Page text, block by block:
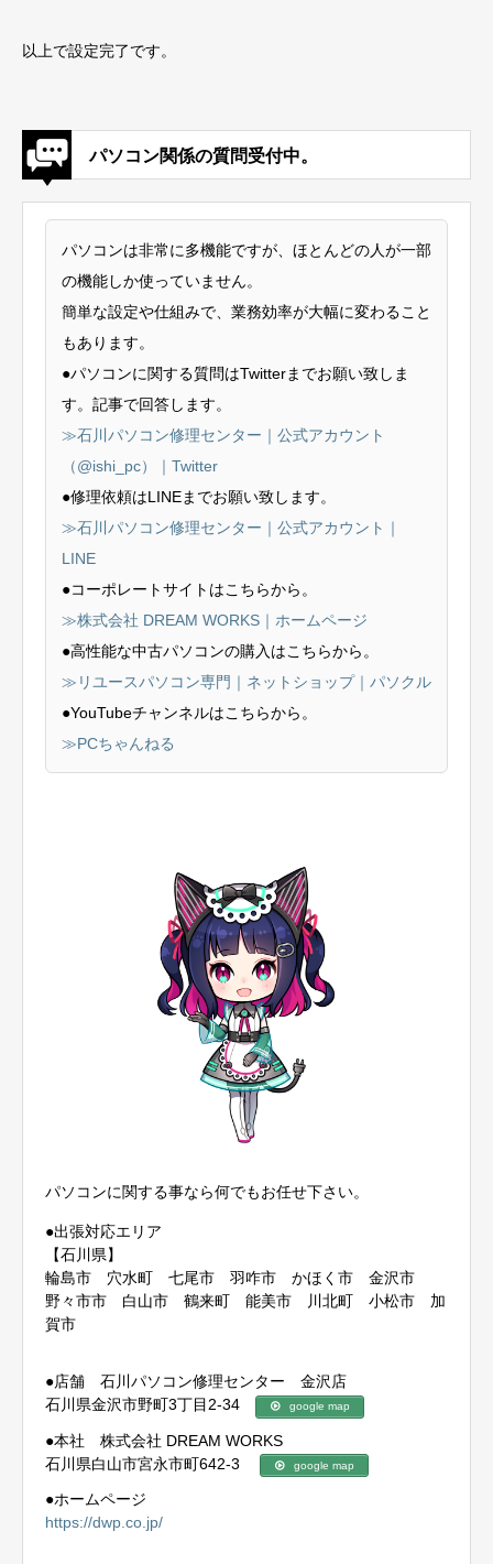
以上で設定完了です。
パソコン関係の質問受付中。
パソコンは非常に多機能ですが、ほとんどの人が一部
の機能しか使っていません。
簡単な設定や仕組みで、業務効率が大幅に変わること
もあります。
●パソコンに関する質問はTwitterまでお願い致しま
す。記事で回答します。
≫石川パソコン修理センター｜公式アカウント
（@ishi_pc）｜Twitter
●修理依頼はLINEまでお願い致します。
≫石川パソコン修理センター｜公式アカウント｜
LINE
●コーポレートサイトはこちらから。
≫株式会社 DREAM WORKS｜ホームページ
●高性能な中古パソコンの購入はこちらから。
≫リユースパソコン専門｜ネットショップ｜パソクル
●YouTubeチャンネルはこちらから。
≫PCちゃんねる
パソコンに関する事なら何でもお任せ下さい。
●出張対応エリア
【石川県】
輪島市 穴水町 七尾市 羽咋市 かほく市 金沢市
野々市市 白山市 鶴来町 能美市 川北町 小松市 加
賀市
●店舗 石川パソコン修理センター 金沢店
石川県金沢市野町3丁目2-34
google map
●本社 株式会社 DREAM WORKS
石川県白山市宮永市町642-3
google map
●ホームページ
https://dwp.co.jp/